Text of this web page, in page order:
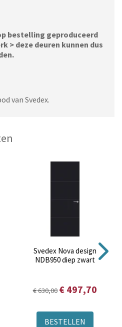
bestelling geproduceerd
> deze deuren kunnen dus
van Svedex.
Svedex Nova design
NDB950 diep zwart
€ 630,00 € 497,70
BESTELLEN